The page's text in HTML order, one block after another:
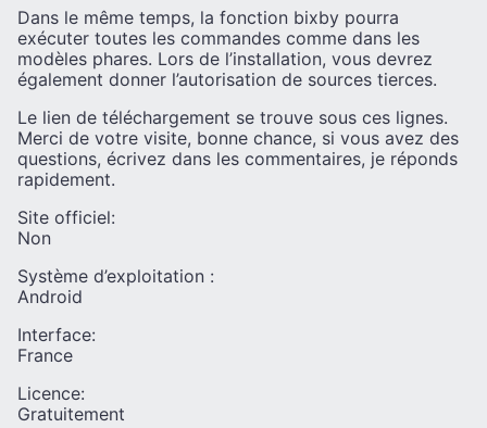
Dans le même temps, la fonction bixby pourra
exécuter toutes les commandes comme dans les
modèles phares. Lors de l’installation, vous devrez
également donner l’autorisation de sources tierces.
Le lien de téléchargement se trouve sous ces lignes.
Merci de votre visite, bonne chance, si vous avez des
questions, écrivez dans les commentaires, je réponds
rapidement.
Site officiel:
Non
Système d’exploitation :
Android
Interface:
France
Licence:
Gratuitement